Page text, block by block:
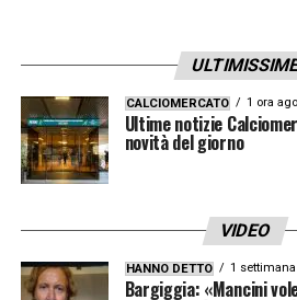
CALCIOMERCATO 1 ora ago
Ultime notizie
novità del giorno
VIDEO
HANNO DETTO 1
Bargiggia: «Mancini